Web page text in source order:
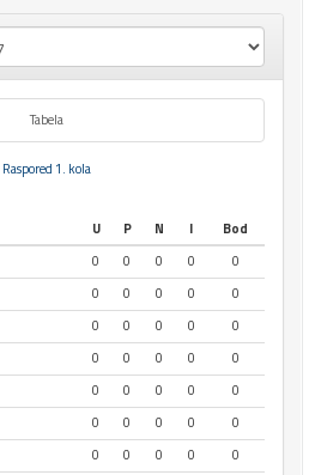
Tabela
Raspored 1. kola
U P N I
Bod
0 0 0 0
0
0 0 0 0
0
0 0 0 0
0
0 0 0 0
0
0 0 0 0
0
0 0 0 0
0
0 0 0 0
0